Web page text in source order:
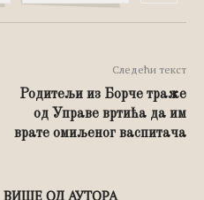
Следећи текст
Родитељи из Борче траже
од Управе вртића да им
врате омиљеног васпитача
ВИШЕ ОД АУТОРА